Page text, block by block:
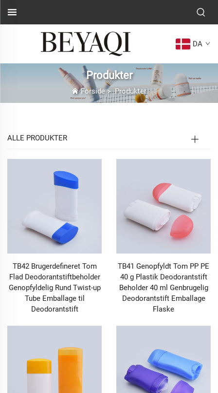
DA
Produkter
Forside>Produkter
ALLE PRODUKTER
TB42 Brugerdefineret Tom
Flad Deodorantstiftbeholder
Genopfyldelig Rund Twist-up
Tube Emballage til
Deodorantstift
TB41 Genopfyldt Tom PP PE
40 g Plastik Deodorantstift
Beholder 40 ml Genbrugelig
Deodorantstift Emballage
Flaske